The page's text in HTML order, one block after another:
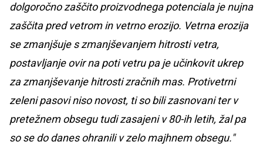
dolgoročno zaščito proizvodnega potenciala je nujna
zaščita pred vetrom in vetrno erozijo. Vetrna erozija
se zmanjšuje s zmanjševanjem hitrosti vetra,
postavljanje ovir na poti vetru pa je učinkovit ukrep
za zmanjševanje hitrosti zračnih mas. Protivetrni
zeleni pasovi niso novost, ti so bili zasnovani ter v
pretežnem obsegu tudi zasajeni v 80-ih letih, žal pa
so se do danes ohranili v zelo majhnem obsegu."